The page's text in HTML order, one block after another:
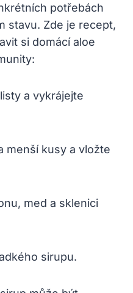
potřebách
stavu. Zde je recept,
si domácí aloe
a vykrájejte
menší kusy a vložte
med a sklenici
sirupu.